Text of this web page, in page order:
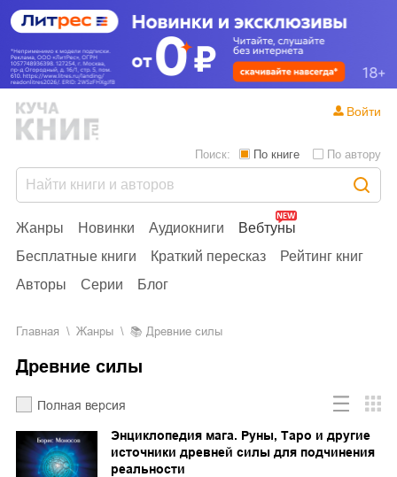
Жанры Новинки Аудиокниги
Вебтуны
Бесплатные книги
Краткий пересказ
Рейтинг книг
Авторы
Серии Блог
Поиск: По книге По автору
Войти
Главная Жанры Древние силы
Древние силы
Полная версия
Энциклопедия мага. Руны, Таро и другие
источники древней силы для подчинения
реальности